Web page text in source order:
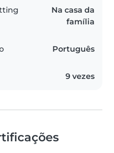
Na casa da
família
Português
9 vezes